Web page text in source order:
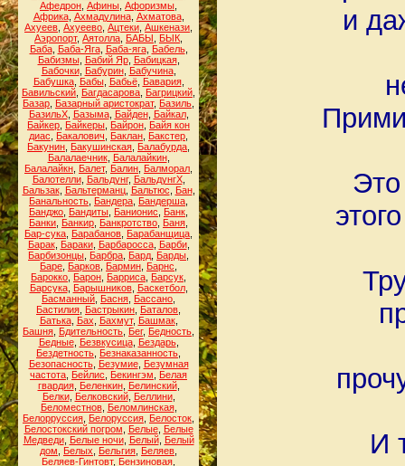
Афедрон Афины Афоризмы
Африка, Ахмадулина, Ахматова,
Ахуеев Ахуеево Ацтеки Ашкенази
Аэропорт, Аятолла БАБЫ БЫК
Баба, Баба-Яга, Баба-яга, Бабель,
Бабизмы, Бабий Яр, Бабицкая,
Бабочки, Бабурин, Бабучина,
Бабушка, Бабы, Бабьё, Бавария,
Бавильский Багдасарова Багрицкий
Базар Базарный аристократ, Базиль
БазильХ, Базыма, Байден, Байкал,
Байкер Байкеры Байрон Байя кон
диас
Бакалович Баклан Бакстер
Бакунин Бакушинская Балабурда
Балалаечник, Балалайкин,
Балалайкн Балет, Балин Балморал
Балотелли, Бальдунг, БальдунгХ,
Бальзак, Бальтерманц, Бальтюс Бан,
Банальность Бандера Бандерша
Банджо Бандиты Банионис Банк
Банки Банкир Банкротство Баня
Бар-сука Барабанов Барабанщица
Барак, Бараки, Барбаросса, Барби,
Барбизонцы Барбра Бард Барды
Баре Барков Бармин Барнс
Барокко Барон Барриса Барсук
Барсука, Барышников, Баскетбол,
Басманный Басня Бассано
Бастилия Бастрыкин Баталов
Батька, Бах Бахмут, Башмак,
Башня Бдительность Бег, Бедность
Бедные, Безвкусица, Бездарь,
Бездетность Безнаказанность
Безопасность, Безумие, Безумная
частота Бейлис Бекингэм
Белая
гвардия, Беленкин, Белинский,
Белки, Белковский, Беллини,
Беломестнов, Беломлинская,
Белорруссия Белоруссия Белосток
Белостокский погром
Белые, Белые
Медведи, Белые ночи, Белый, Белый
дом
Белых Бельгия Беляев
Беляев-Гинтовт, Бензиновая
и
И